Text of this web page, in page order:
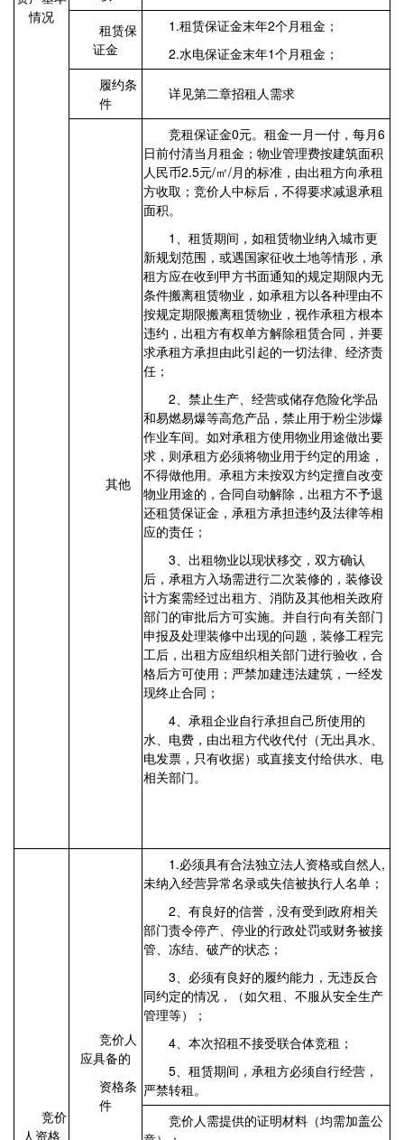
情况
租赁保
证金
1.租赁保证金末年2个月租金；
2.水电保证金末年1个月租金；
履约条
件
详见第二章招租人需求
其他
竞租保证金0元。租金一月一付，每月6
日前付清当月租金；物业管理费按建筑面积
人民币2.5元/㎡/月的标准，由出租方向承租
方收取；竞价人中标后，不得要求减退承租
面积。
1、租赁期间，如租赁物业纳入城市更
新规划范围，或遇国家征收土地等情形，承
租方应在收到甲方书面通知的规定期限内无
条件搬离租赁物业，如承租方以各种理由不
按规定期限搬离租赁物业，视作承租方根本
违约，出租方有权单方解除租赁合同，并要
求承租方承担由此引起的一切法律、经济责
任；
2、禁止生产、经营或储存危险化学品
和易燃易爆等高危产品，禁止用于粉尘涉爆
作业车间。如对承租方使用物业用途做出要
求，则承租方必须将物业用于约定的用途，
不得做他用。承租方未按双方约定擅自改变
物业用途的，合同自动解除，出租方不予退
还租赁保证金，承租方承担违约及法律等相
应的责任；
3、出租物业以现状移交，双方确认
后，承租方入场需进行二次装修的，装修设
计方案需经过出租方、消防及其他相关政府
部门的审批后方可实施。并自行向有关部门
申报及处理装修中出现的问题，装修工程完
工后，出租方应组织相关部门进行验收，合
格后方可使用；严禁加建违法建筑，一经发
现终止合同；
4、承租企业自行承担自己所使用的
水、电费，由出租方代收代付（无出具水、
电发票，只有收据）或直接支付给供水、电
相关部门。
竞价
人资格
竞价人
应具备的
资格条
件
1.必须具有合法独立法人资格或自然人,
未纳入经营异常名录或失信被执行人名单；
2、有良好的信誉，没有受到政府相关
部门责令停产、停业的行政处罚或财务被接
管、冻结、破产的状态；
3、必须有良好的履约能力，无违反合
同约定的情况，（如欠租、不服从安全生产
管理等）；
4、本次招租不接受联合体竞租；
5、租赁期间，承租方必须自行经营，
严禁转租。
竞价人需提供的证明材料（均需加盖公